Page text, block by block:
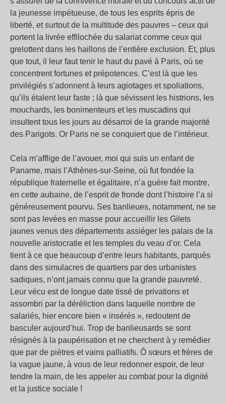
la jeunesse impétueuse, de tous les esprits épris de
liberté, et surtout de la multitude des pauvres – ceux qui
portent la livrée effilochée du salariat comme ceux qui
grelottent dans les haillons de l’entière exclusion. Et, plus
que tout, il leur faut tenir le haut du pavé à Paris, où se
concentrent fortunes et prépotences. C’est là que les
privilégiés s’adonnent à leurs agiotages et spoliations,
qu’ils étalent leur faste ; là que sévissent les histrions, les
mouchards, les bonimenteurs et les muscadins qui
insultent tous les jours au désarroi de la grande majorité
des Parigots. Or Paris ne se conquiert que de l’intérieur.
Cela m’afflige de l’avouer, moi qui suis un enfant de
Paname, mais l’Athènes-sur-Seine, où fut fondée la
république fraternelle et égalitaire, n’a guère fait montre,
en cette aubaine, de l’esprit de fronde dont l’histoire l’a si
généreusement pourvu. Ses banlieues, notamment, ne se
sont pas levées en masse pour accueillir les Gilets
jaunes venus des départements assiéger les palais de la
nouvelle aristocratie et les temples du veau d’or. Cela
tient à ce que beaucoup d’entre leurs habitants, parqués
dans des simulacres de quartiers par des urbanistes
sadiques, n’ont jamais connu que la grande pauvreté.
Leur vécu est de longue date tissé de privations et
assombri par la déréliction dans laquelle nombre de
salariés, hier encore bien « insérés », redoutent de
basculer aujourd’hui. Trop de banlieusards se sont
résignés à la paupérisation et ne cherchent à y remédier
que par de piètres et vains palliatifs. Ô sœurs et frères de
la vague jaune, à vous de leur redonner espoir, de leur
tendre la main, de les appeler au combat pour la dignité
et la justice sociale !